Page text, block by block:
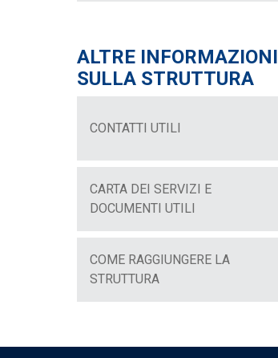
ALTRE INFORMAZIONI
SULLA STRUTTURA
CONTATTI UTILI
CARTA DEI SERVIZI E
DOCUMENTI UTILI
COME RAGGIUNGERE LA
STRUTTURA